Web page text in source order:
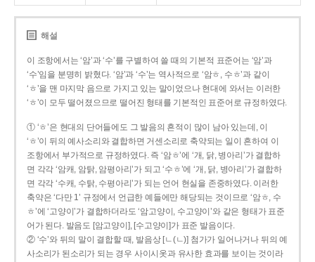
해설
이 조항에서는 ‘암’과 ‘수’를 구별하여 쓸 때의 기본적 표준어는 ‘암’과
‘수’임을 분명히 밝혔다. ‘암’과 ‘수’는 역사적으로 ‘암ㅎ, 수ㅎ’과 같이
‘ㅎ’을 맨 마지막 음으로 가지고 있는 말이었으나 현대에 와서는 이러한
‘ㅎ’이 모두 떨어졌으므로 떨어진 형태를 기본적인 표준어로 규정하였다.
① ‘ㅎ’은 현대의 단어들에도 그 발음의 흔적이 많이 남아 있는데, 이
‘ㅎ’이 뒤의 예사소리와 결합하면 거센소리로 축약되는 일이 흔하여 이
조항에서 부가적으로 규정하였다. 즉 ‘암ㅎ’에 ‘개, 닭, 병아리’가 결합하
면 각각 ‘암캐, 암탉, 암평아리’가 되고 ‘수ㅎ’에 ‘개, 닭, 병아리’가 결합하
면 각각 ‘수캐, 수탉, 수평아리’가 되는 언어 현실을 존중하였다. 이러한
축약은 ‘다만 1’ 규정에서 언급한 예들에만 해당되는 것이므로 ‘암ㅎ, 수
ㅎ’에 ‘고양이’가 결합하더라도 ‘암고양이, 수고양이’와 같은 형태가 표준
어가 된다. 발음도 [암고양이], [수고양이]가 표준 발음이다.
② ‘수’와 뒤의 말이 결합할 때, 발음상 [ㄴ(ㄴ)] 첨가가 일어나거나 뒤의 예
사소리가 된소리가 되는 경우 사이시옷과 유사한 효과를 보이는 것이라